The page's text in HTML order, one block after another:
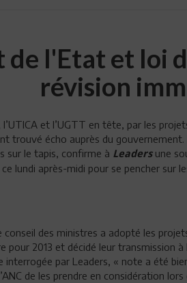
de l'Etat et loi
révision
et l’UGTT en tête, par les
trouvé écho auprès du
sur le tapis, confirme à Leadersune
lundi après-midi pour se pencher sur
conseil des ministres a adopté les
pour 2013 et décidé leur transmission
interrogée par Leaders, « note a été
de les prendre en considération